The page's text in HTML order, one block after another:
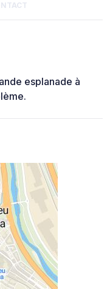
esplanade à